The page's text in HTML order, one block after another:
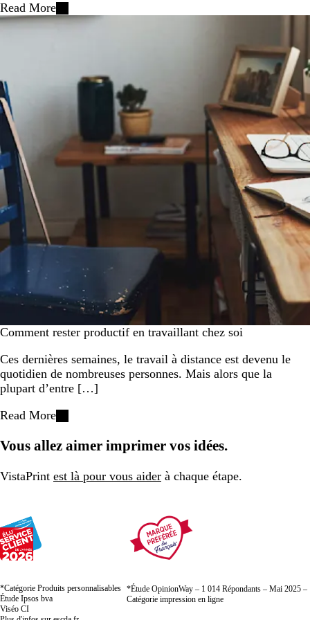
Read More
Comment rester productif en travaillant chez soi
Ces dernières semaines, le travail à distance est devenu le
quotidien de nombreuses personnes. Mais alors que la
plupart d’entre […]
Read More
Vous allez aimer imprimer vos idées.
VistaPrint est là pour vous aider à chaque étape.
*Catégorie Produits personnalisables
Étude Ipsos bva
Viséo CI
*Étude OpinionWay – 1 014 Répondants – Mai 2025 –
Catégorie impression en ligne